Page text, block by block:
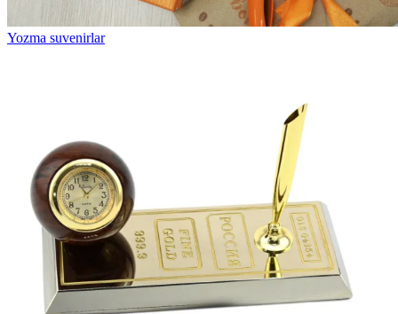
Yozma suvenirlar